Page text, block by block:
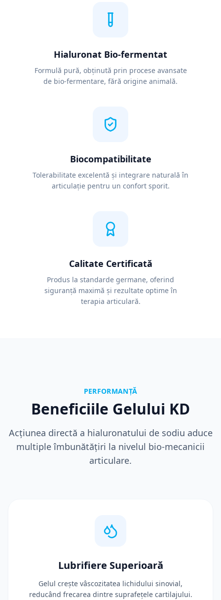
Hialuronat Bio-fermentat
Formulă pură, obținută prin procese avansate
de bio-fermentare, fără origine animală.
Biocompatibilitate
Tolerabilitate excelentă și integrare naturală în
articulație pentru un confort sporit.
Calitate Certificată
Produs la standarde germane, oferind
siguranță maximă și rezultate optime în
terapia articulară.
PERFORMANȚĂ
Beneficiile Gelului KD
Acțiunea directă a hialuronatului de sodiu aduce
multiple îmbunătățiri la nivelul bio-mecanicii
articulare.
Lubrifiere Superioară
Gelul crește vâscozitatea lichidului sinovial,
reducând frecarea dintre suprafețele cartilajului.